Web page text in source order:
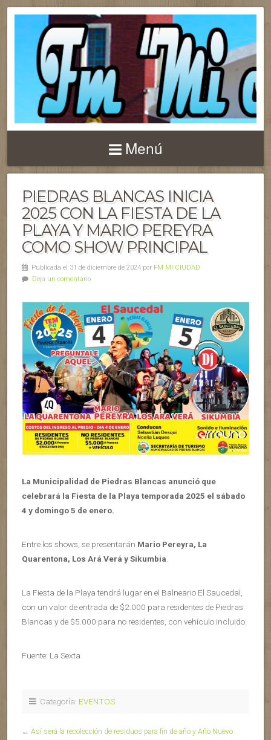
Menú
PIEDRAS BLANCAS INICIA
2025 CON LA FIESTA DE LA
PLAYA Y MARIO PEREYRA
COMO SHOW PRINCIPAL
Publicada el 31 de diciembre de 2024 por FM MI CIUDAD
Deja un comentario
La Municipalidad de Piedras Blancas anunció que
celebrará la Fiesta de la Playa temporada 2025 el sábado
4 y domingo 5 de enero.
Entre los shows, se presentarán Mario Pereyra, La
Quarentona, Los Ará Verá y Sikumbia.
La Fiesta de la Playa tendrá lugar en el Balneario El Saucedal,
con un valor de entrada de $2.000 para residentes de Piedras
Blancas y de $5.000 para no residentes, con vehículo incluido.
Fuente: La Sexta
Categoría: EVENTOS
← Así será la recolección de residuos para fin de año y Año Nuevo